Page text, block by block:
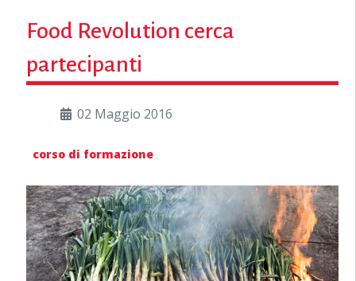
Food Revolution cerca
partecipanti
02 Maggio 2016
corso di formazione